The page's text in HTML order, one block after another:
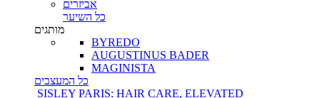
אביזרים
כל השיער
מותגים
BYREDO
AUGUSTINUS BADER
MAGINISTA
כל המעצבים
SISLEY PARIS: HAIR CARE, ELEVATED